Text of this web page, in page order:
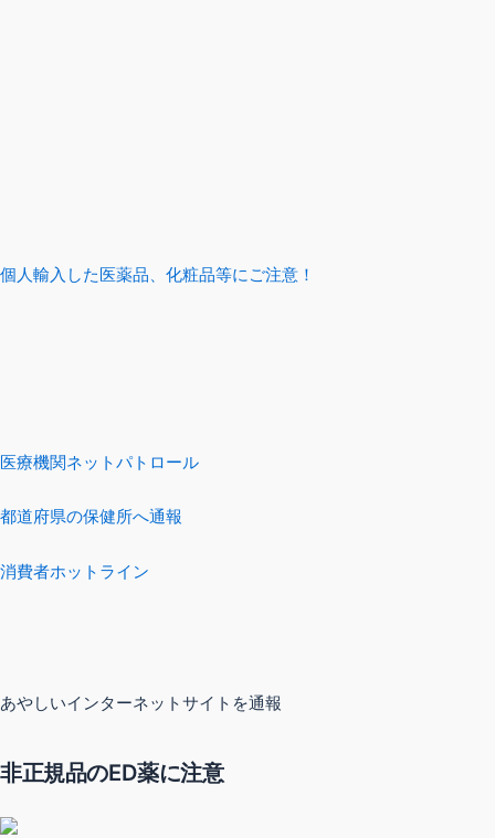
個人輸入した医薬品、化粧品等にご注意！
医療機関ネットパトロール
都道府県の保健所へ通報
消費者ホットライン
あやしいインターネットサイトを通報
非正規品のED薬に注意